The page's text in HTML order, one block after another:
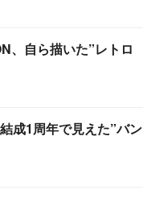
、自ら描いた”レトロ
成1周年で見えた”バン